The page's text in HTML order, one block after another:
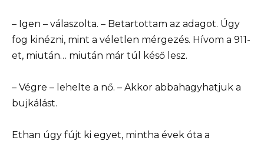
– Igen – válaszolta. – Betartottam az adagot. Úgy
fog kinézni, mint a véletlen mérgezés. Hívom a 911-
et, miután… miután már túl késő lesz.
– Végre – lehelte a nő. – Akkor abbahagyhatjuk a
bujkálást.
Ethan úgy fújt ki egyet, mintha évek óta a